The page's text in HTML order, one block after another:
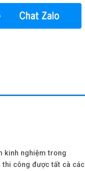
kinh nghiệm trong
thi công được tất cà các